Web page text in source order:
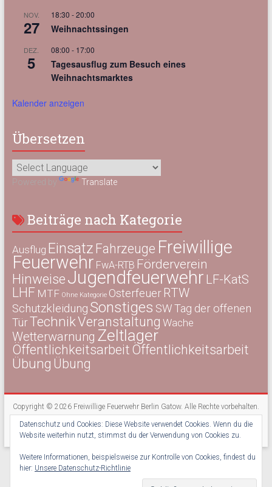
NOV.
27
18:30 -20:00
Weihnachtssingen
DEZ.
5
08:00 - 17:00
Tagesausflug zum Besuch eines
Weihnachtsmarktes
Kalender anzeigen
Übersetzen
Powered by Translate
Beiträge nach Kategorie
Ausflug Einsatz Fahrzeuge Freiwillige
Feuerwehr FwA-RTB Förderverein
HinweiseJugendfeuerwehr LF-KatS
LHF MTF Ohne Kategorie Osterfeuer RTW
SchutzkleidungSonstiges SWTag der offenen
TürTechnikVeranstaltung Wache
Wetterwarnung Zeltlager
Öffentlichkeitsarbeit Öffentlichkeitsarbeit
Übung Übung
Copyright © 2026 Freiwillige Feuerwehr Berlin Gatow. Alle Rechte vorbehalten.
Kontakt
Impressum Datenschutz Newsletter
Datenschutz und Cookies: Diese Website verwendet Cookies. Wenn du die
Website weiterhin nutzt, stimmst du der Verwendung von Cookies zu.
Weitere Informationen, beispielsweise zur Kontrolle von Cookies, findest du
hier: Unsere Datenschutz-Richtlinie